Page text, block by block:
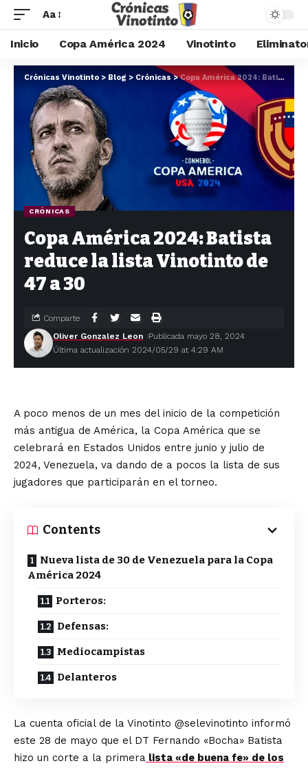
Aa
Inicio Copa América 2024 Vinotinto
Crónicas Vinotinto > Blog > Crónicas>Copa América 2024: Batista reduce la lista Vinotinto de 47 a 30
CRÓNICAS
Copa América 2024: Batista
reduce la lista Vinotinto de
47 a 30
Última actualización 2024/05/29 at 4:29 AM
Oliver Gonzalez Leon Publicada mayo 28, 2024
Comparte
A poco menos de un mes del inicio de la competición
más antigua de América, la Copa América que se
celebrará en Estados Unidos entre junio y julio de
2024, Venezuela, va dando de a pocos la lista de sus
jugadores que participarán en el torneo.
Contents
Nueva lista de 30 de Venezuela para la Copa
América 2024
Porteros:
Defensas:
Mediocampistas
Delanteros
La cuenta oficial de la Vinotinto @selevinotinto informó
este 28 de mayo que el DT Fernando «Bocha» Batista
hizo un corte a la primera lista «de buena fe» de los